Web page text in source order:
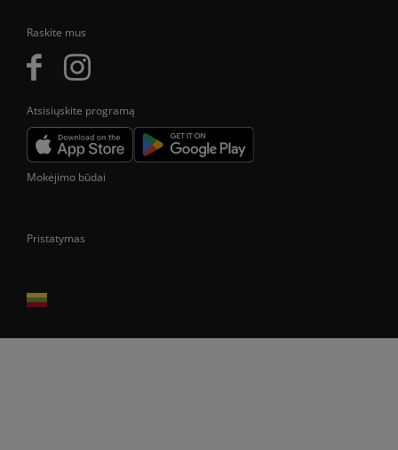
Raskite mus
Atsisiųskite programą
Mokėjimo būdai
Pristatymas